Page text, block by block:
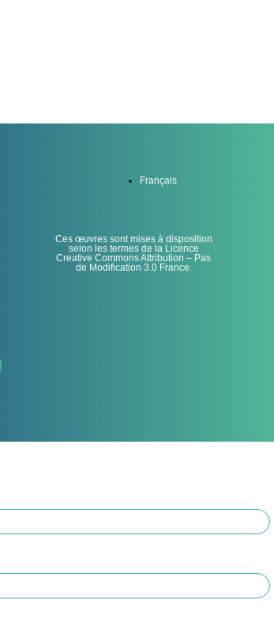
Français
Ces œuvres sont mises à disposition
selon les termes de la Licence
Creative Commons Attribution – Pas
de Modification 3.0 France.